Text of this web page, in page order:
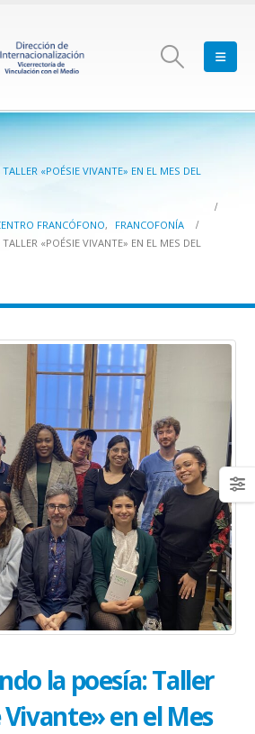
«POÉSIE VIVANTE» EN EL MES DEL
FRANCÓFONO,
FRANCOFONÍA
«POÉSIE VIVANTE» EN EL MES DEL
la poesía: Taller
Vivante» en el Mes